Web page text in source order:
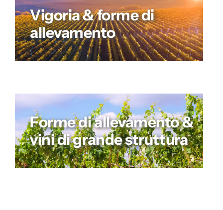
Vigoria & forme di
allevamento
Forme di allevamento &
vini di grande struttura